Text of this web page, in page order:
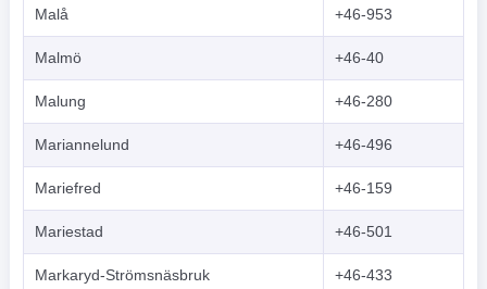
Malå +46-953
Malmö +46-40
Malung +46-280
Mariannelund +46-496
Mariefred +46-159
Mariestad +46-501
Markaryd-Strömsnäsbruk +46-433